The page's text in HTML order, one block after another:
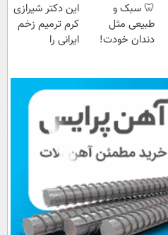
🦷 سبک و
طبیعی مثل
دندان خودت!
💳 📍 تهران
این دکتر شیرازی
کرم ترمیم زخم
ایرانی را